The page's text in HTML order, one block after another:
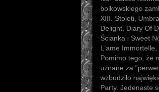
bolkowskiego
XIII. Stoleti,
Delight, Diary Of
Ścianka i Sweet
L'ame Immortelle,
Pomimo tego, że
uznane za
wzbudziło
Party. Jedenaste